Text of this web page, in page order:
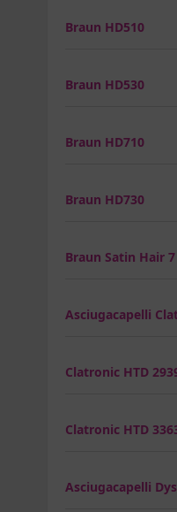
Braun HD510
Braun HD530
Braun HD710
Braun HD730
Braun Satin Hair
Asciugacapelli
Clatronic HTD
Clatronic HTD
Asciugacapelli